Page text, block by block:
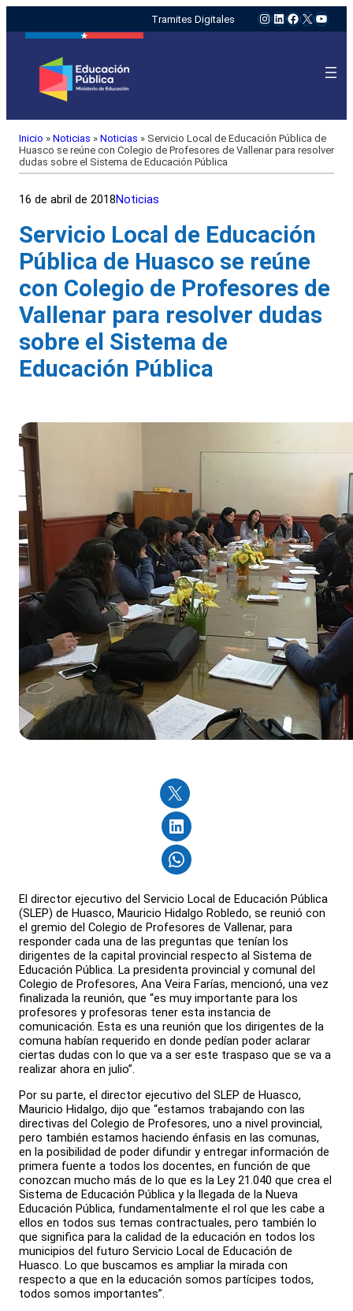
Tramites Digitales Instagram
LinkedIn
Facebook
X
Inicio » Noticias » Noticias » Servicio Local de Educación Pública de
Huasco se reúne con Colegio de Profesores de Vallenar para resolver
dudas sobre el Sistema de Educación Pública
16 de abril de 2018Noticias
Servicio Local de Educación
Pública de Huasco se reúne
con Colegio de Profesores de
Vallenar para resolver dudas
sobre el Sistema de
Educación Pública
El director ejecutivo del Servicio Local de Educación Pública
(SLEP) de Huasco, Mauricio Hidalgo Robledo, se reunió con
el gremio del Colegio de Profesores de Vallenar, para
responder cada una de las preguntas que tenían los
dirigentes de la capital provincial respecto al Sistema de
Educación Pública. La presidenta provincial y comunal del
Colegio de Profesores, Ana Veira Farías, mencionó, una vez
finalizada la reunión, que “es muy importante para los
profesores y profesoras tener esta instancia de
comunicación. Esta es una reunión que los dirigentes de la
comuna habían requerido en donde pedían poder aclarar
ciertas dudas con lo que va a ser este traspaso que se va a
realizar ahora en julio”.
Por su parte, el director ejecutivo del SLEP de Huasco,
Mauricio Hidalgo, dijo que “estamos trabajando con las
directivas del Colegio de Profesores, uno a nivel provincial,
pero también estamos haciendo énfasis en las comunas,
en la posibilidad de poder difundir y entregar información de
primera fuente a todos los docentes, en función de que
conozcan mucho más de lo que es la Ley 21.040 que crea el
Sistema de Educación Pública y la llegada de la Nueva
Educación Pública, fundamentalmente el rol que les cabe a
ellos en todos sus temas contractuales, pero también lo
que significa para la calidad de la educación en todos los
municipios del futuro Servicio Local de Educación de
Huasco. Lo que buscamos es ampliar la mirada con
respecto a que en la educación somos partícipes todos,
todos somos importantes”.